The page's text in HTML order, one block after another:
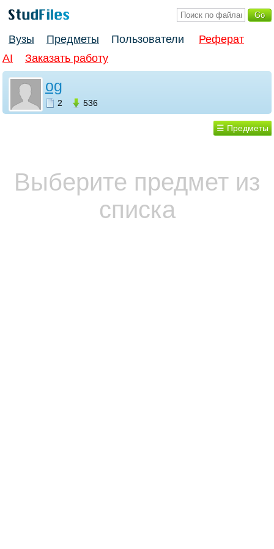
Вузы Предметы Пользователи
Реферат
AI
Заказать работу
og
2 536
☰ Предметы
Выберите предмет из
списка